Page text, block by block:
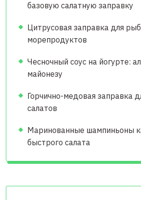
базовую салатную заправку
Цитрусовая заправка для
морепродуктов
Чесночный соус на йогурте:
майонезу
Горчично-медовая заправка
салатов
Маринованные шампиньоны
быстрого салата